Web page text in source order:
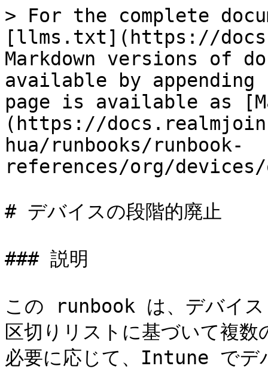
> For the complete
[llms.txt](https://
Markdown versions of
available by
page is available as
(https://
hua/runbooks/runbook-
references/org/
# デバイスの段階的廃止
### 説明
この runbook は、デバイ
区切りリストに基づいて複
必要に応じて、Intune でデ